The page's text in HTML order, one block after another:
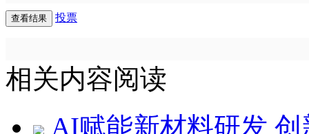
投票
相关内容阅读
AI赋能新材料研发